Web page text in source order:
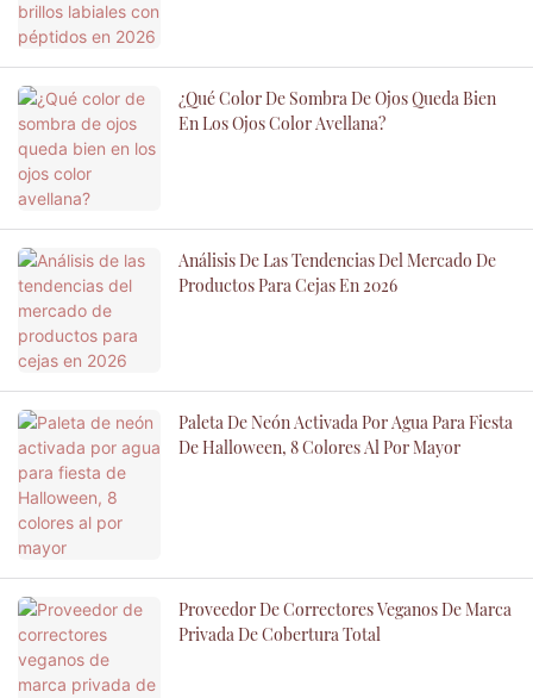
¿Qué Color De Sombra De Ojos Queda Bien
En Los Ojos Color Avellana?
Análisis De Las Tendencias Del Mercado De
Productos Para Cejas En 2026
Paleta De Neón Activada Por Agua Para Fiesta
De Halloween, 8 Colores Al Por Mayor
Proveedor De Correctores Veganos De Marca
Privada De Cobertura Total